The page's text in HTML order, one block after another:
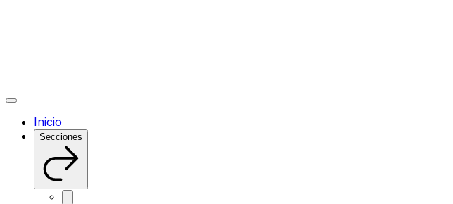
Inicio
Secciones